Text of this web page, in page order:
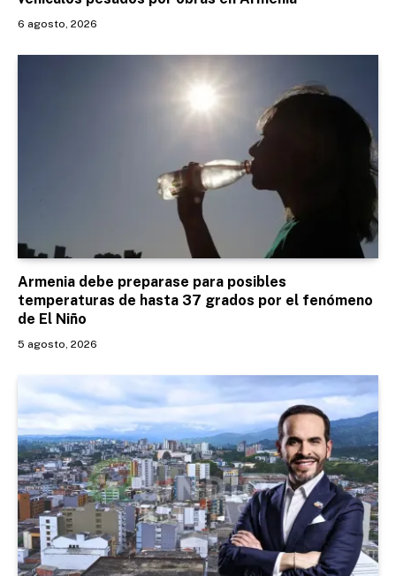
6 agosto, 2026
Armenia debe preparase para posibles
temperaturas de hasta 37 grados por el fenómeno
de El Niño
5 agosto, 2026